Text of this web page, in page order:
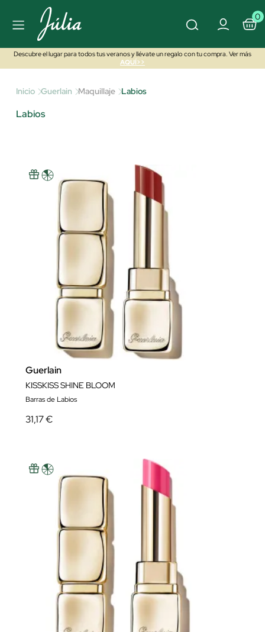
0
Descubre el lugar para todos tus veranos y llévate un regalo con tu compra. Ver más
AQUÍ>>
Inicio Guerlain Maquillaje Labios
Labios
Guerlain
KISSKISS SHINE BLOOM
Barras de Labios
31,17 €